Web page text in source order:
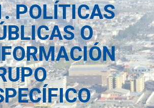
POLÍTICAS
O